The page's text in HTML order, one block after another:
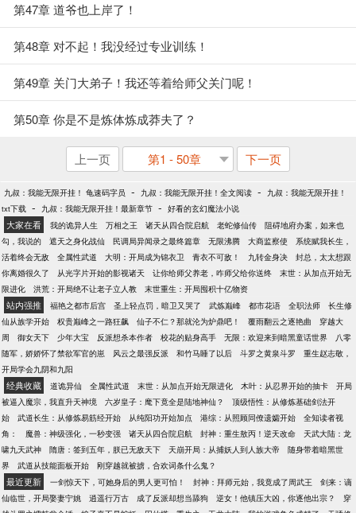
第47章 道爷也上岸了！
第48章 对不起！我没经过专业训练！
第49章 关门大弟子！我还等着给师父关门呢！
第50章 你是不是炼体炼成莽夫了？
上一页 第1 - 50章 下一页
九叔：我能无限开挂！ 龟速码字员 - 九叔：我能无限开挂！全文阅读 -
九叔：我能无限开挂！
txt下载 - 九叔：我能无限开挂！最新章节 - 好看的玄幻魔法小说
大家在看 我的诡异人生 万相之王 诸天从四合院启航 老蛇修仙传
阻碍地府办案，如来也
勾，我说的
遮天之身化战仙 民调局异闻录之最终篇章 无限沸腾 大商监察使
系统赋我长生，
活着终会无敌
全属性武道 大明：开局成为锦衣卫 青衣不可敌！ 九转金身决
封总，太太想跟
你离婚很久了
从光字片开始的影视诸天 让你给师父养老，咋师父给你送终
末世：从加点开始无
限进化
洪荒：开局绝不让老子立人教 末世重生：开局囤积十亿物资
站内强推 福艳之都市后宫 圣上轻点罚，暗卫又哭了 武炼巅峰 都市花语 全职法师
长生修
仙从族学开始
权贵巅峰之一路狂飙 仙子不仁？那就沦为炉鼎吧！ 覆雨翻云之逐艳曲
穿越大
周
御女天下 少年大宝 反派想杀本作者 校花的贴身高手 无限：欢迎来到暗黑童话世界
八零
随军，娇娇怀了禁欲军官的崽
风云之最强反派 和竹马睡了以后 斗罗之黄泉斗罗
重生赵志敬，
开局学会九阴和九阳
经典收藏 道诡异仙 全属性武道 末世：从加点开始无限进化 木叶：从忍界开始的抽卡
开局
被逼入魔宗，我直升天神境
六岁皇子：麾下竟全是陆地神仙？
顶级悟性：从修炼基础剑法开
始
武道长生：从修炼易筋经开始 从纯阳功开始加点 港综：从照顾同僚遗孀开始
全知读者视
角：
魔兽：神级强化，一秒变强 诸天从四合院启航 封神：重生敖丙！逆天改命
天武大陆：龙
啸九天武神
隋唐：签到五年，朕已无敌天下 天崩开局：从捕妖人到人族大帝
随身带着暗黑世
界
武道从技能面板开始 刚穿越就被掳，合欢词条什么鬼？
最近更新 一剑惊天下，可她身后的男人更可怕！ 封神：拜师元始，我竟成了周武王
剑来：谪
仙临世，开局娶妻宁姚
逍遥行万古 成了反派却想当舔狗 逆女！他镇压大凶，你逐他出宗？
穿